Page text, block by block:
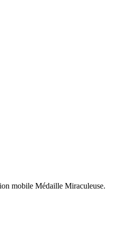
mobile Médaille Miraculeuse.